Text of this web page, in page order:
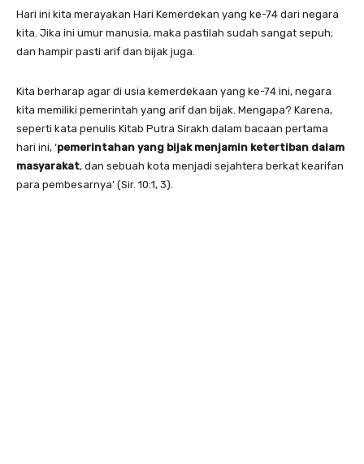
Hari ini kita merayakan Hari Kemerdekan yang ke-74 dari negara
kita. Jika ini umur manusia, maka pastilah sudah sangat sepuh;
dan hampir pasti arif dan bijak juga.
Kita berharap agar di usia kemerdekaan yang ke-74 ini, negara
kita memiliki pemerintah yang arif dan bijak. Mengapa? Karena,
seperti kata penulis Kitab Putra Sirakh dalam bacaan pertama
hari ini, ‘pemerintahan yang bijak menjamin ketertiban dalam
masyarakat, dan sebuah kota menjadi sejahtera berkat kearifan
para pembesarnya’ (Sir. 10:1, 3).